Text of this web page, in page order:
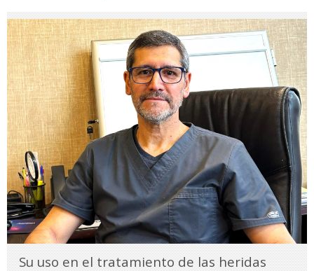
Su uso en el tratamiento de las heridas